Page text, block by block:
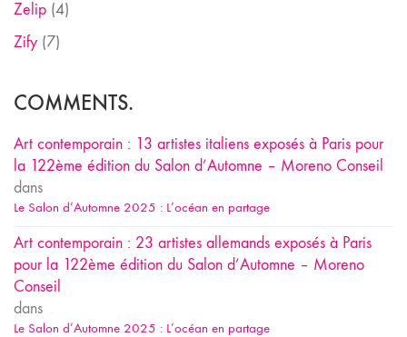
Zelip (4)
Zify (7)
COMMENTS.
Art contemporain : 13 artistes italiens exposés à Paris pour
la 122ème édition du Salon d’Automne – Moreno Conseil
dans
Le Salon d’Automne 2025 : L’océan en partage
Art contemporain : 23 artistes allemands exposés à Paris
pour la 122ème édition du Salon d’Automne – Moreno
Conseil
dans
Le Salon d’Automne 2025 : L’océan en partage